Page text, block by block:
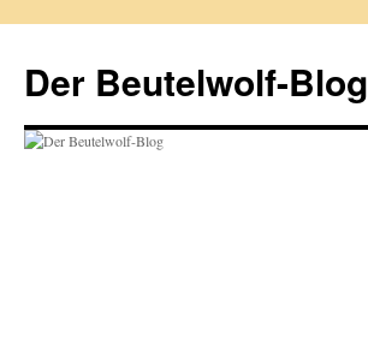
springen
Der Beutelwolf-Blog